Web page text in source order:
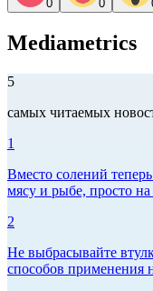
0 0
Mediametrics
5
самых читаемых
1
Вместо солений
мясу и рыбе, просто
2
Не выбрасывайте
способов применения